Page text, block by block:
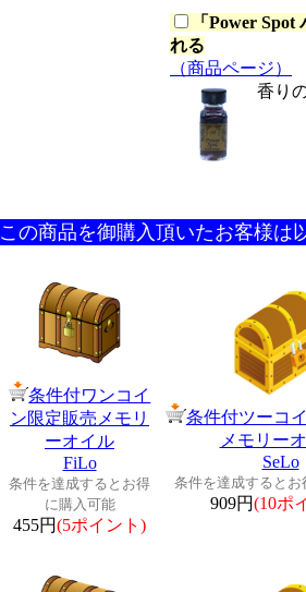
「 Power Spot
れる
（商品ページ）
香り
この商品を御購入頂いたお客様は
条件付ワンコイ
ン限定販売メモリ
ーオイル
FiLo
条件を達成するとお得
に購入可能
455円(5ポイント)
条件付ツーコ
メモリー
SeLo
条件を達成するとお
909円(10ポ